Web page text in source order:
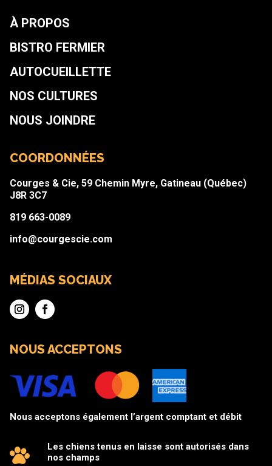
À PROPOS
BISTRO FERMIER
AUTOCUEILLETTE
NOS CULTURES
NOUS JOINDRE
COORDONNÉES
Courges & Cie, 59 Chemin Myre, Gatineau (Québec)
J8R 3C7
819 663-0089
info@courgescie.com
MÉDIAS SOCIAUX
NOUS ACCEPTONS
Nous acceptons également l’argent comptant et débit
Les chiens tenus en laisse sont autorisés dans
nos champs